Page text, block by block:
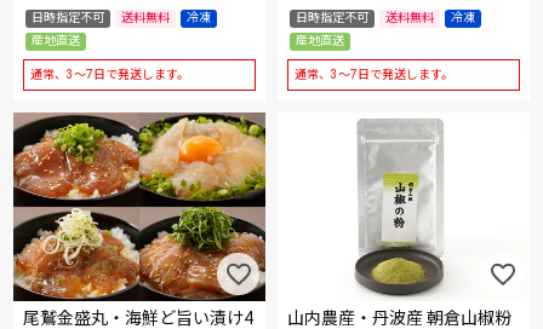
日時指定不可 送料無料
冷凍
産地直送
通常、3～7日で発送します。
日時指定不可 送料無料
冷凍
産地直送
通常、3～7日で発送します。
尾鷲金盛丸・海鮮ど旨い漬け4
山内農産・丹波産 朝倉山椒粉